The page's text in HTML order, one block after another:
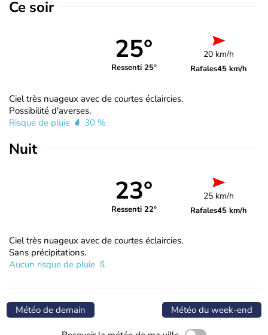
Ce soir
25°
Ressenti 25°
20 km/h
Rafales45 km/h
Ciel très nuageux avec de courtes éclaircies.
Possibilité d'averses.
Risque de pluie
30 %
Nuit
23°
Ressenti 22°
25 km/h
Rafales45 km/h
Ciel très nuageux avec de courtes éclaircies.
Sans précipitations.
Aucun risque de pluie
Météo de demain Météo du week-end